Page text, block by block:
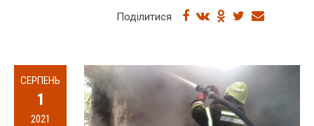
Поділитися
СЕРПЕНЬ
1
2021